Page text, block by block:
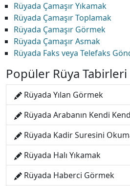
Rüyada Çamaşır Yıkamak
Rüyada Çamaşır Toplamak
Rüyada Çamaşır Görmek
Rüyada Çamaşır Asmak
Rüyada Faks veya Telefaks
Popüler Rüya Tabirleri
Rüyada Yılan Görmek
Rüyada Arabanın Kendi
Rüyada Kadir Suresini
Rüyada Halı Yıkamak
Rüyada Haberci Görmek